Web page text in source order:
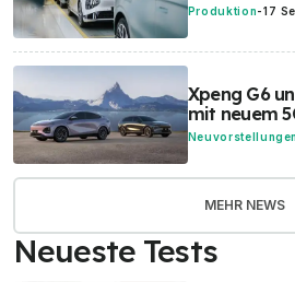
Produktion-17
Xpeng G6
mit neuem
Neuvorstellungen
MEHR NEWS
Neueste Tests